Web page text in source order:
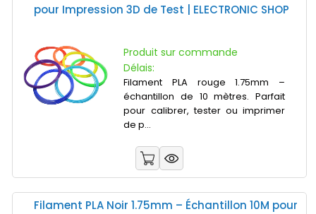
pour Impression 3D de Test | ELECTRONIC SHOP
Produit sur commande
Délais:
Filament PLA rouge 1.75mm –
échantillon de 10 mètres. Parfait
pour calibrer, tester ou imprimer
de p...
Filament PLA Noir 1.75mm – Échantillon 10M pour